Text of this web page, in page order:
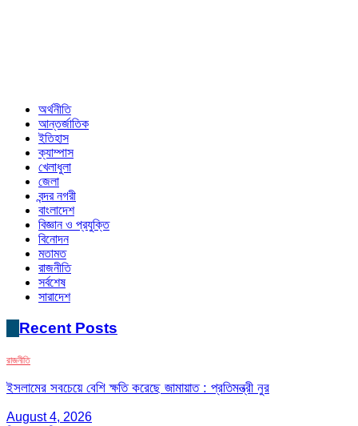
অর্থনীতি
আন্তর্জাতিক
ইতিহাস
ক্যাম্পাস
খেলাধুলা
জেলা
বন্দর নগরী
বাংলাদেশ
বিজ্ঞান ও প্রযুক্তি
বিনোদন
মতামত
রাজনীতি
সর্বশেষ
সারাদেশ
Recent Posts
রাজনীতি
ইসলামের সবচেয়ে বেশি ক্ষতি করেছে জামায়াত : প্রতিমন্ত্রী নুর
August 4, 2026